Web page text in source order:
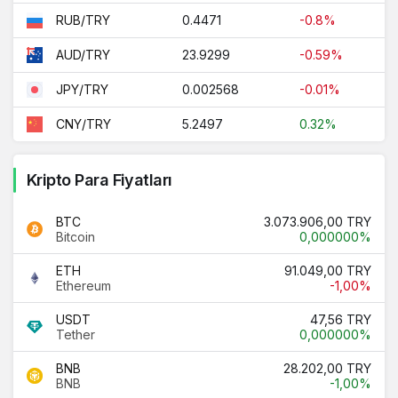
RUB/TRY 0.4471 -0.8%
AUD/TRY 23.9299 -0.59%
JPY/TRY 0.002568 -0.01%
CNY/TRY 5.2497 0.32%
Kripto Para Fiyatları
BTC
Bitcoin
3.073.906,00 TRY
0,000000%
ETH
Ethereum
91.049,00 TRY
-1,00%
USDT
Tether
47,56 TRY
0,000000%
BNB
BNB
28.202,00 TRY
-1,00%